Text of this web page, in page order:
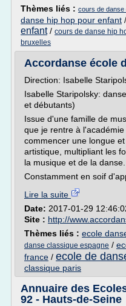
Thèmes liés : cours de danse
danse hip hop pour enfant /
enfant/ cours de danse hip
bruxelles
Accordanse école
Direction: Isabelle
Isabelle Staripolsky:
et débutants)
Issue d'une famille de
que je rentre à
commencer une longue
artistique, multipliant les
la musique et de la danse.
Constamment en soif
Lire la suite
Date: 2017-01-29
Site : http://
Thèmes liés : ecole
danse classique espagne /
france / ecole de
classique paris
Annuaire des
92 - Hauts-de-Seine